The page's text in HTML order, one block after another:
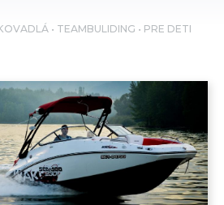
TEAMBULIDING
PRE DETI